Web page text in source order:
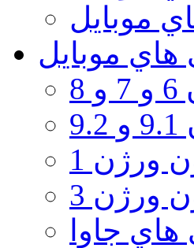
موبايل
هاي موبايل
ورژن 1
ورژن 3
هاي جاوا